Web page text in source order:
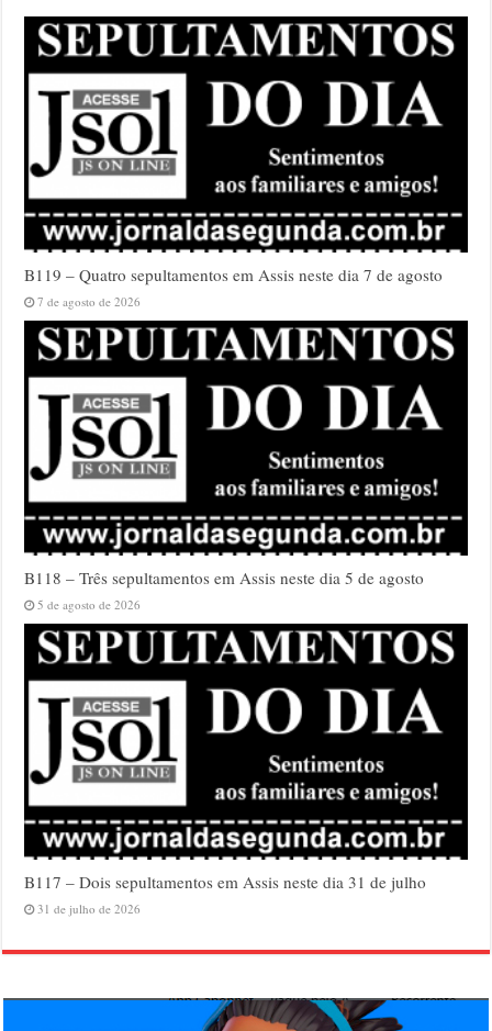
B119 – Quatro sepultamentos em Assis neste dia 7 de agosto
7 de agosto de 2026
B118 – Três sepultamentos em Assis neste dia 5 de agosto
5 de agosto de 2026
B117 – Dois sepultamentos em Assis neste dia 31 de julho
31 de julho de 2026